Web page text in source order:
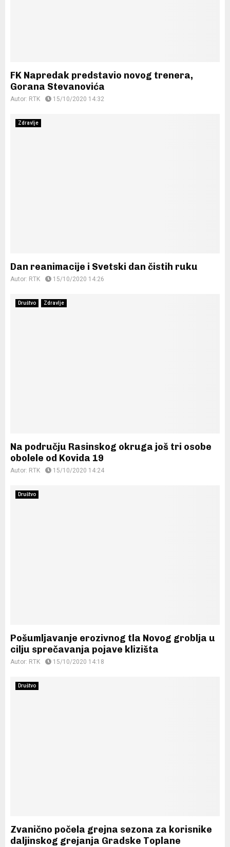
FK Napredak predstavio novog trenera,
Gorana Stevanovića
Autor: RTK 15/10/2020 14:32
Zdravlje
Dan reanimacije i Svetski dan čistih ruku
Autor: RTK 15/10/2020 14:26
Društvo Zdravlje
Na području Rasinskog okruga još tri osobe
obolele od Kovida 19
Autor: RTK 15/10/2020 14:24
Društvo
Pošumljavanje erozivnog tla Novog groblja u
cilju sprečavanja pojave klizišta
Autor: RTK 15/10/2020 14:18
Društvo
Zvanično počela grejna sezona za korisnike
daljinskog grejanja Gradske Toplane